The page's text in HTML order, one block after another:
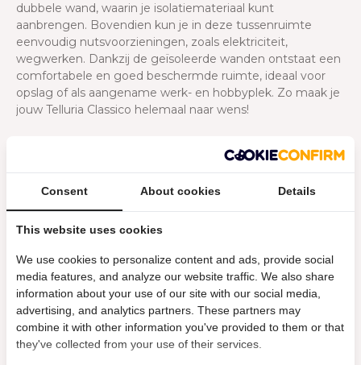
dubbele wand, waarin je isolatiemateriaal kunt
aanbrengen. Bovendien kun je in deze tussenruimte
eenvoudig nutsvoorzieningen, zoals elektriciteit,
wegwerken. Dankzij de geïsoleerde wanden ontstaat een
comfortabele en goed beschermde ruimte, ideaal voor
opslag of als aangename werk- en hobbyplek. Zo maak je
jouw Telluria Classico helemaal naar wens!
Eenvoudige montage door een
prefab bouwpakket
onderdelen kun je het tuinhuis eenvoudig zelf monteren.
Het pakket bevat alle benodigde bevestigingsmaterialen
en een duidelijke montagehandleiding, zodat je snel aan
de slag kunt. Vraag een handige hulp om je te assisteren;
dit maakt de opbouw niet alleen sneller, maar ook
efficiënter.
Een stevige fundering is essentieel voor een duurzame
Consent About cookies Details
This website uses cookies
We use cookies to personalize content and ads, provide social
media features, and analyze our website traffic. We also share
information about your use of our site with our social media,
advertising, and analytics partners. These partners may
combine it with other information you've provided to them or that
they've collected from your use of their services.